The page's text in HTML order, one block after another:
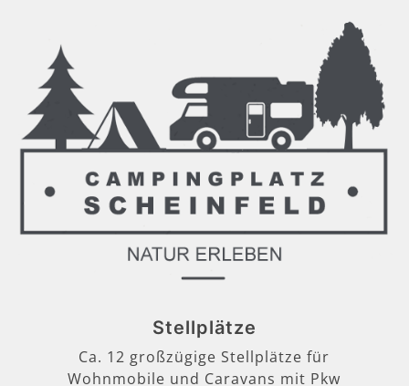
Stellplätze
Ca. 12 großzügige Stellplätze für
Wohnmobile und Caravans mit Pkw